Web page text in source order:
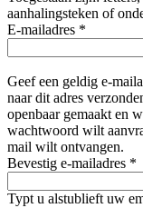
aanhalingsteken of
E-mailadres *
Geef een geldig e-
naar dit adres
openbaar gemaakt en
wachtwoord wilt
mail wilt ontvangen.
Bevestig e-mailadres *
Typt u alstublieft uw